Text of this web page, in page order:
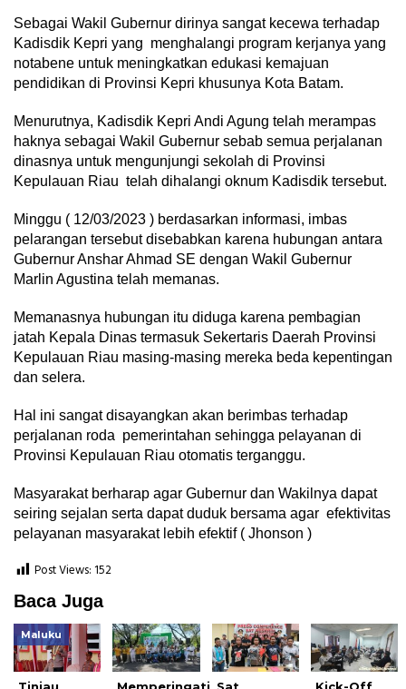
Sebagai Wakil Gubernur dirinya sangat kecewa terhadap
Kadisdik Kepri yang menghalangi program kerjanya yang
notabene untuk meningkatkan edukasi kemajuan
pendidikan di Provinsi Kepri khusunya Kota Batam.
Menurutnya, Kadisdik Kepri Andi Agung telah merampas
haknya sebagai Wakil Gubernur sebab semua perjalanan
dinasnya untuk mengunjungi sekolah di Provinsi
Kepulauan Riau telah dihalangi oknum Kadisdik tersebut.
Minggu ( 12/03/2023 ) berdasarkan informasi, imbas
pelarangan tersebut disebabkan karena hubungan antara
Gubernur Anshar Ahmad SE dengan Wakil Gubernur
Marlin Agustina telah memanas.
Memanasnya hubungan itu diduga karena pembagian
jatah Kepala Dinas termasuk Sekertaris Daerah Provinsi
Kepulauan Riau masing-masing mereka beda kepentingan
dan selera.
Hal ini sangat disayangkan akan berimbas terhadap
perjalanan roda pemerintahan sehingga pelayanan di
Provinsi Kepulauan Riau otomatis terganggu.
Masyarakat berharap agar Gubernur dan Wakilnya dapat
seiring sejalan serta dapat duduk bersama agar efektivitas
pelayanan masyarakat lebih efektif ( Jhonson )
Post Views: 152
Baca Juga
Maluku